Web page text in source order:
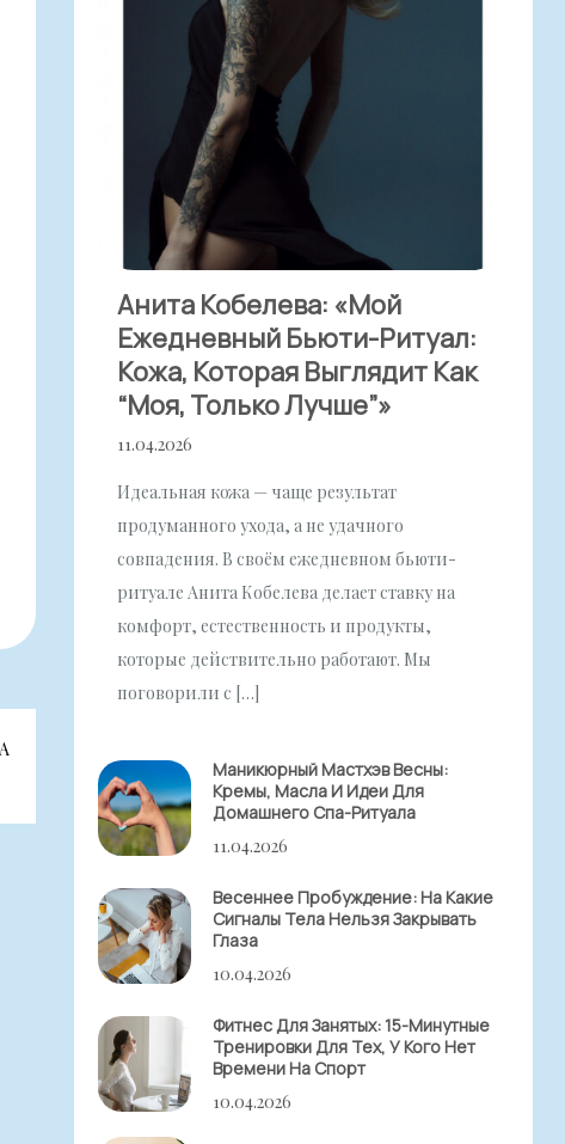
Анита Кобелева: «Мой
Ежедневный Бьюти-Ритуал:
Кожа, Которая Выглядит Как
“моя, Только Лучше”»
11.04.2026
Идеальная кожа — чаще результат
продуманного ухода, а не удачного
совпадения. В своём ежедневном бьюти-
ритуале Анита Кобелева делает ставку на
комфорт, естественность и продукты,
которые действительно работают. Мы
поговорили с […]
Маникюрный Мастхэв Весны:
Кремы, Масла И Идеи Для
Домашнего Спа-Ритуала
11.04.2026
Весеннее Пробуждение: На Какие
Сигналы Тела Нельзя Закрывать
Глаза
10.04.2026
Фитнес Для Занятых: 15-Минутные
Тренировки Для Тех, У Кого Нет
Времени На Спорт
10.04.2026